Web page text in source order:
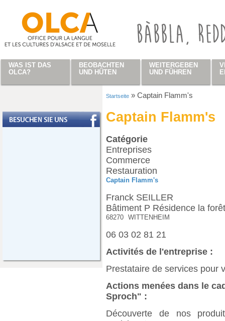
Sie sind hier
Startseite » Captain Flamm's
Captain Flamm's
Catégorie
Entreprises
Commerce
Restauration
Captain Flamm's
Franck SEILLER
Bâtiment P Résidence la
68270 WITTENHEIM
06 03 02 81 21
Activités de l'entreprise :
Prestataire de services pour
Actions menées dans le
Sproch" :
Découverte de nos
WAS IST DAS
OLCA?
BEOBACHTEN
UND HÜTEN
WEITERGEBEN
UND FÜHREN